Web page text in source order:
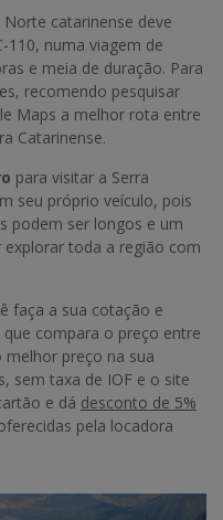
catarinense deve
110, numa viagem de
e meia de duração. Para
recomendo pesquisar
Maps a melhor rota entre
Catarinense.
para visitar a Serra
seu próprio veículo, pois
podem ser longos e um
toda a região com
faça a sua cotação e
que compara o preço entre
preço na sua
sem taxa de IOF e o site
e dá desconto de 5%
pela locadora